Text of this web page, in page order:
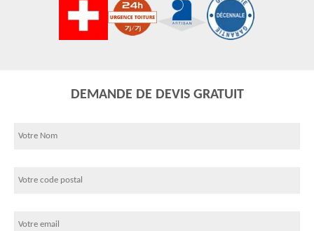
DEMANDE DE DEVIS GRATUIT